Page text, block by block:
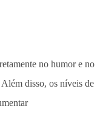
no humor e no
disso, os níveis de